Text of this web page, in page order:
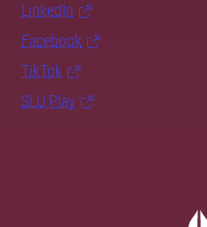
LinkedIn
Facebook
TikTok
SLU Play